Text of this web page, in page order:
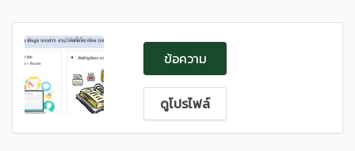
ข้อความ
ดูโปรไฟล์